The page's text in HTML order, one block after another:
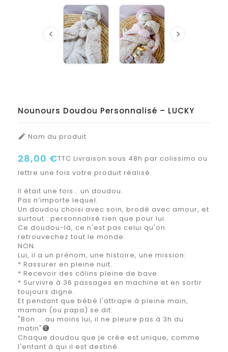
 
Nounours Doudou Personnalisé – LUCKY
 Nom du produit
28,00 €TTC Livraison sous 48h par colissimo ou
lettre une fois votre produit réalisé.
Il était une fois… un doudou.
Pas n’importe lequel.
Un doudou choisi avec soin, brodé avec amour, et
surtout : personnalisé rien que pour lui.
Ce doudou-là, ce n'est pas celui qu'on
retrouvechez tout le monde.
NON.
Lui, il a un prénom, une histoire, une mission:
* Rassurer en pleine nuit.
* Recevoir des câlins pleine de bave.
* Survivre à 36 passages en machine et en sortir
toujours digne.
Et pendant que bébé l'attrape à pleine main,
maman (ou papa) se dit:
"Bon ... au moins lui, il ne pleure pas à 3h du
matin"😅
Chaque doudou que je crée est unique, comme
l'enfant à qui il est destiné.